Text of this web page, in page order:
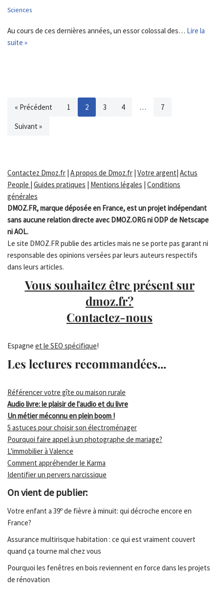
Sciences
Au cours de ces dernières années, un essor colossal des… Lire la
suite »
« Précédent 1 2 3 4 … 7
Suivant »
Contactez Dmoz.fr | A propos de Dmoz.fr | Votre argent| Actus
People | Guides pratiques | Mentions légales | Conditions
générales
DMOZ.FR, marque déposée en France, est un projet indépendant
sans aucune relation directe avec DMOZ.ORG ni ODP de Netscape
ni AOL.
Le site DMOZ.FR publie des articles mais ne se porte pas garant ni
responsable des opinions versées par leurs auteurs respectifs
dans leurs articles.
Vous souhaitez être présent sur
dmoz.fr?
Contactez-nous
Espagne et le SEO spécifique!
Les lectures recommandées...
Référencer votre gîte ou maison rurale
Audio livre: le plaisir de l'audio et du livre
Un métier méconnu en plein boom !
5 astuces pour choisir son électroménager
Pourquoi faire appel à un photographe de mariage?
L'immobilier à Valence
Comment appréhender le Karma
Identifier un pervers narcissique
On vient de publier:
Votre enfant a 39º de fièvre à minuit: qui décroche encore en
France?
Assurance multirisque habitation : ce qui est vraiment couvert
quand ça tourne mal chez vous
Pourquoi les fenêtres en bois reviennent en force dans les projets
de rénovation